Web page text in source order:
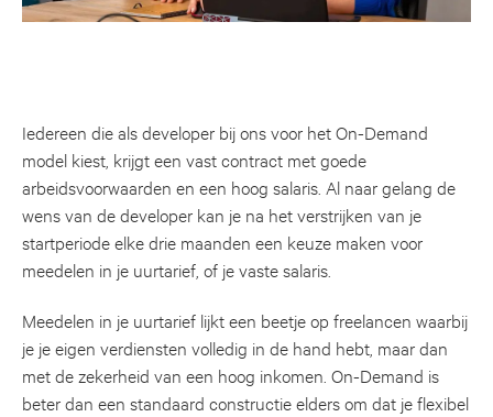
Iedereen die als developer bij ons voor het On-Demand
model kiest, krijgt een vast contract met goede
arbeidsvoorwaarden en een hoog salaris. Al naar gelang de
wens van de developer kan je na het verstrijken van je
startperiode elke drie maanden een keuze maken voor
meedelen in je uurtarief, of je vaste salaris.
Meedelen in je uurtarief lijkt een beetje op freelancen waarbij
je je eigen verdiensten volledig in de hand hebt, maar dan
met de zekerheid van een hoog inkomen. On-Demand is
beter dan een standaard constructie elders om dat je flexibel